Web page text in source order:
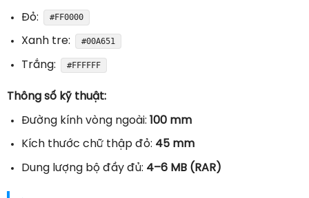
Đỏ: #FF0000
Xanh tre: #00A651
Trắng: #FFFFFF
Thông số kỹ thuật:
Đường kính vòng ngoài: 100 mm
Kích thước chữ thập đỏ: 45 mm
Dung lượng bộ đầy đủ: 4–6 MB (RAR)